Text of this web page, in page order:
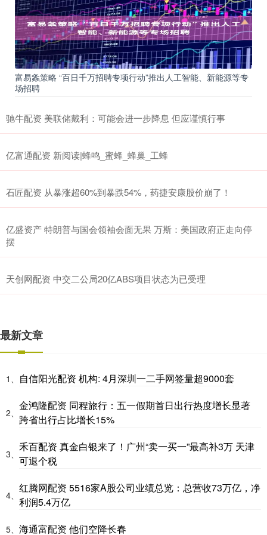
富易螽策略 “百日千万招聘专项行动”推出人工智能、新能源等专
场招聘
驰牛配资 美联储戴利：可能会进一步降息 但应谨慎行事
亿富通配资 新阅读|蜂鸣_蜜蜂_蜂巢_工蜂
石匠配资 从暴涨超60%到暴跌54%，药捷安康股价崩了！
亿盛资产 特朗普与国会领袖会面无果 万斯：美国政府正走向停
摆
天创网配资 中交二公局20亿ABS项目状态为已受理
最新文章
1、 自信阳光配资 机构: 4月深圳一二手网签量超9000套
2、
金鸿隆配资 同程旅行：五一假期首日出行热度增长显著
跨省出行占比增长15%
3、
禾百配资 真金白银来了！广州“卖一买一”最高补3万 天津
可退个税
4、
红腾网配资 5516家A股公司业绩总览：总营收73万亿，净
利润5.4万亿
5、 海通富配资 他们空降长春